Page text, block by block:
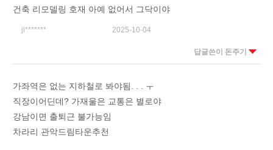
건축 리모델링 호재 아예 없어서 그닥이야
ji******* 2025-10-04
답글쓴이 돈주기
가좌역은 없는 지하철로 봐야됨. . . ㅜ
직장이어딘데? 가재울은 교통은 별로야
강남이면 출퇴근 불가능임
차라리 관악드림타운추천